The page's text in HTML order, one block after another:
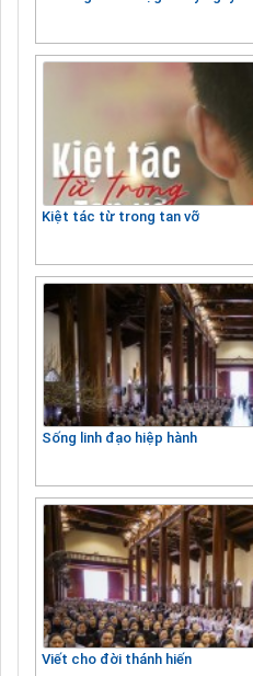
Kiệt tác từ trong tan vỡ
Sống linh đạo hiệp hành
Viết cho đời thánh hiến